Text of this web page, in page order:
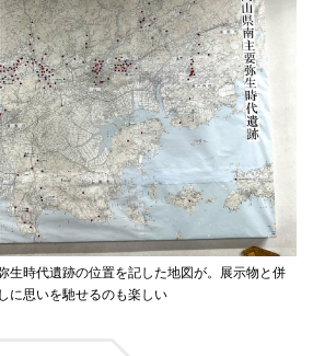
生時代遺跡の位置を記した地図が。展示物と併
に思いを馳せるのも楽しい